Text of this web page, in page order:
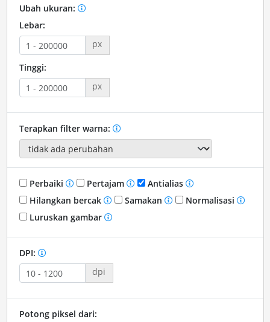
Ubah ukuran:
Lebar:
px
Tinggi:
px
Terapkan filter warna:
Perbaiki Pertajam
Antialias
Hilangkan bercak
Samakan
Normalisasi
Luruskan gambar
DPI:
dpi
Potong piksel dari: